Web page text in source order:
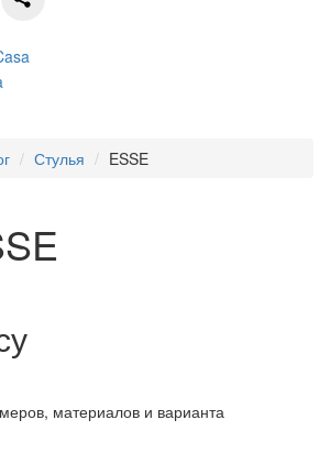
Стулья ESSE
материалов и варианта